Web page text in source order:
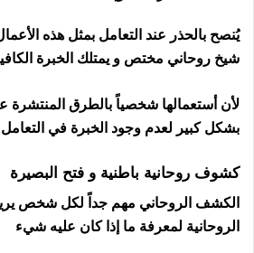
يُنصح بالحذر عند التعامل بمثل هذه
شيخ روحاني مختص و يمتلك الخبرة
لأن أستعمالها شخصياً بالطرق المنتشرة
بشكل كبير لعدم وجود الخبرة في
كشوف روحانية باطنية و فتح البصيرة
الكشف الروحاني مهم جداً لكل شخص يريد
الروحانية لمعرفة ما إذا كان عليه شيء